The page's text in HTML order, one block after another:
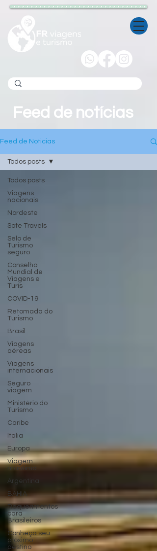
Feed de notícias
Feed de Noticias
Todos posts
Viagens
nacionais
Nordeste
Safe Travels
Selo de
Turismo
seguro
Conselho
Mundial de
Viagens e
Turis
COVID-19
Retomada do
Turismo
Brasil
Viagens
aéreas
Viagens
internacionais
Seguro
viagem
Ministério do
Turismo
Caribe
Italia
Europa
Viagem
marítima
Argentina
BAHIA
Requerimentos
para
Brasileiros
Conheça seu
próximo
destino
Todos posts